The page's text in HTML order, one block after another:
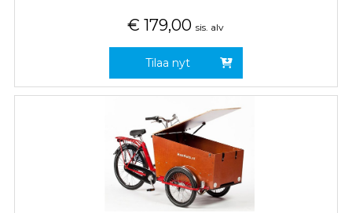
€ 179,00 sis. alv
Tilaa nyt